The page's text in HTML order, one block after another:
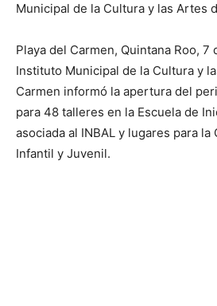
Municipal de la Cultura y las Artes
Playa del Carmen, Quintana Roo,
Instituto Municipal de la Cultura y
Carmen informó la apertura del
para 48 talleres en la Escuela de
asociada al INBAL y lugares para
Infantil y Juvenil.